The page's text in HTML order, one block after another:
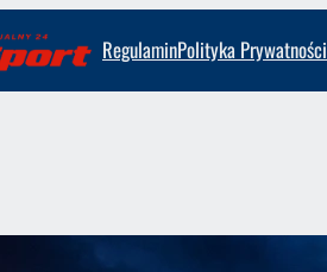
RegulaminPolityka Prywatności